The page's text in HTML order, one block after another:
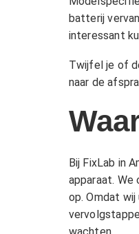
batterij
interessant
Twijfel je of
naar de
Bij FixLab in
apparaat.
op. Omdat